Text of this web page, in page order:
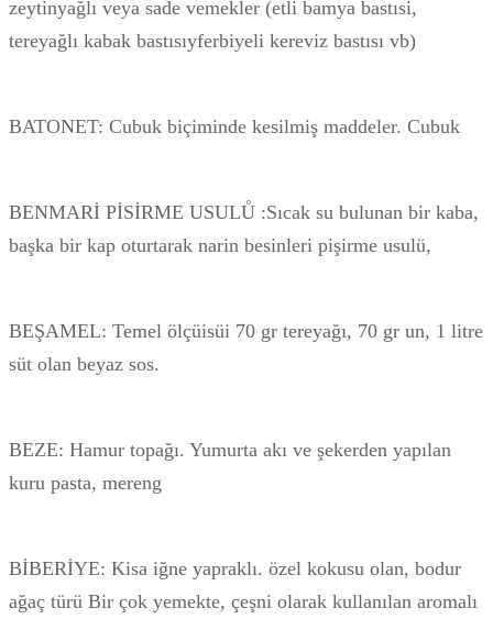
zeytinyağlı veya sade vemekler (etli bamya bastısi,
tereyağlı kabak bastısıyferbiyeli kereviz bastısı vb)
BATONET: Cubuk biçiminde kesilmiş maddeler. Cubuk
BENMARİ PİSİRME USULŮ :Sıcak su bulunan bir kaba,
başka bir kap oturtarak narin besinleri pişirme usulü,
BEŞAMEL: Temel ölçüisüi 70 gr tereyağı, 70 gr un, 1 litre
süt olan beyaz sos.
BEZE: Hamur topağı. Yumurta akı ve şekerden yapılan
kuru pasta, mereng
BİBERİYE: Kisa iğne yapraklı. özel kokusu olan, bodur
ağaç türü Bir çok yemekte, çeşni olarak kullanılan aromalı